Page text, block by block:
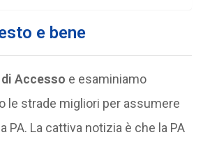
e bene
di Accesso e esaminiamo
le strade migliori per assumere
PA. La cattiva notizia è che la PA